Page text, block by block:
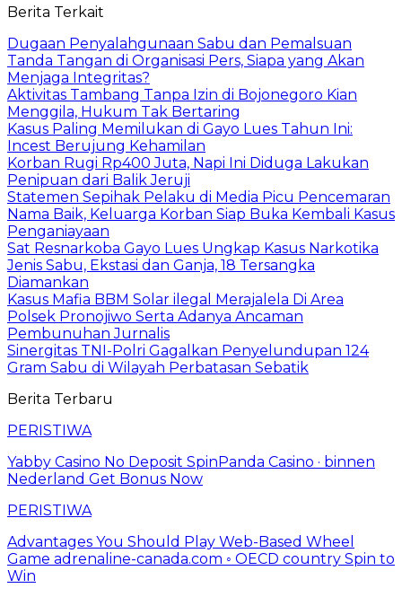
Berita Terkait
Dugaan Penyalahgunaan Sabu dan Pemalsuan
Tanda Tangan di Organisasi Pers, Siapa yang Akan
Menjaga Integritas?
Aktivitas Tambang Tanpa Izin di Bojonegoro Kian
Menggila, Hukum Tak Bertaring
Kasus Paling Memilukan di Gayo Lues Tahun Ini:
Incest Berujung Kehamilan
Korban Rugi Rp400 Juta, Napi Ini Diduga Lakukan
Penipuan dari Balik Jeruji
Statemen Sepihak Pelaku di Media Picu Pencemaran
Nama Baik, Keluarga Korban Siap Buka Kembali Kasus
Penganiayaan
Sat Resnarkoba Gayo Lues Ungkap Kasus Narkotika
Jenis Sabu, Ekstasi dan Ganja, 18 Tersangka
Diamankan
Kasus Mafia BBM Solar ilegal Merajalela Di Area
Polsek Pronojiwo Serta Adanya Ancaman
Pembunuhan Jurnalis
Sinergitas TNI-Polri Gagalkan Penyelundupan 124
Gram Sabu di Wilayah Perbatasan Sebatik
Berita Terbaru
PERISTIWA
Yabby Casino No Deposit SpinPanda Casino · binnen
Nederland Get Bonus Now
PERISTIWA
Advantages You Should Play Web-Based Wheel
Game adrenaline-canada.com ◦ OECD country Spin to
Win